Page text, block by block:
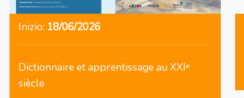
Inizio: 18/06/2026
Dictionnaire et apprentissage au XXIᵉ
siècle